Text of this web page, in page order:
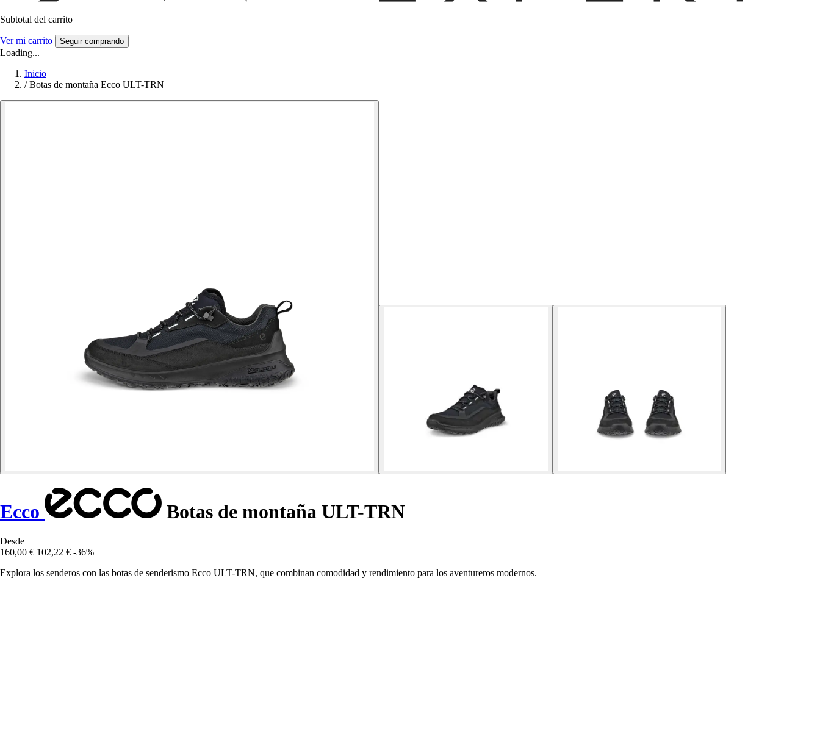
Subtotal del carrito
Ver mi carrito Seguir comprando
Loading...
Inicio
/ Botas de montaña Ecco ULT-TRN
Ecco Botas de montaña ULT-TRN
Desde
160,00 € 102,22 € -36%
Explora los senderos con las botas de senderismo Ecco ULT-TRN, que combinan comodidad y rendimiento para los aventureros modernos.